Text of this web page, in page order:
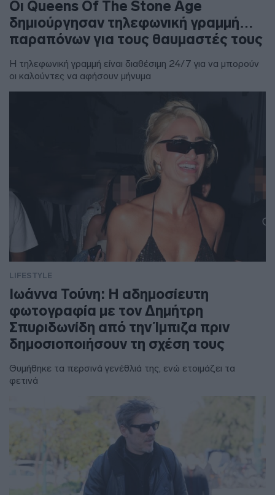
Οι Queens Of The Stone Age
δημιούργησαν τηλεφωνική γραμμή…
παραπόνων για τους θαυμαστές τους
Η τηλεφωνική γραμμή είναι διαθέσιμη 24/7 για να μπορούν
οι καλούντες να αφήσουν μήνυμα
LIFESTYLE
Ιωάννα Τούνη: Η αδημοσίευτη
φωτογραφία με τον Δημήτρη
Σπυριδωνίδη από την Ίμπιζα πριν
δημοσιοποιήσουν τη σχέση τους
Θυμήθηκε τα περσινά γενέθλιά της, ενώ ετοιμάζει τα
φετινά